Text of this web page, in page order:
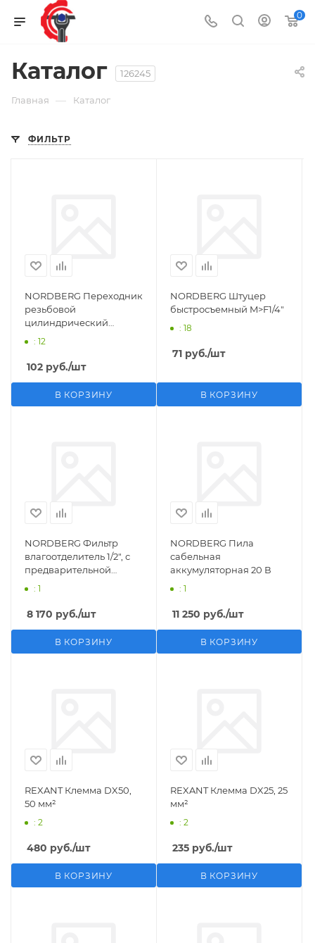
0
Каталог 126245
Главная — Каталог
ФИЛЬТР
NORDBERG Переходник
резьбовой
цилиндрический
M1/2">F1/4"
: 12
102 руб./шт
В КОРЗИНУ
NORDBERG Штуцер
быстросъемный M>F1/4"
: 18
71 руб./шт
В КОРЗИНУ
NORDBERG Фильтр
влагоотделитель 1/2", с
предварительной
фильтрацией
: 1
8 170 руб./шт
В КОРЗИНУ
NORDBERG Пила
сабельная
аккумуляторная 20 В
: 1
11 250 руб./шт
В КОРЗИНУ
REXANT Клемма DX50,
50 мм²
: 2
480 руб./шт
В КОРЗИНУ
REXANT Клемма DX25, 25
мм²
: 2
235 руб./шт
В КОРЗИНУ